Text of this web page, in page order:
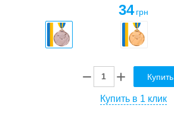
34 грн
Купить
Купить в 1 клик